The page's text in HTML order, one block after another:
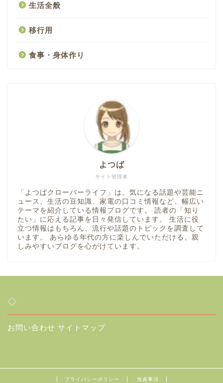
生活全般
移行用
食事・身体作り
サイト管理者
よつば
「よつばクローバーライフ」は、気になる話題や芸能ニ
ュース、生活の豆知識、家電の口コミ情報など、幅広い
テーマを紹介している情報ブログです。 読者の「知り
たい」に応える記事を日々発信しています。 生活に役
立つ情報はもちろん、流行や話題のトピックを調査して
います。 あらゆる年代の方に楽しんでいただける、親
しみやすいブログを心がけています。
◇
お問い合わせ サイトマップ
プライバシーポリシー 免責事項